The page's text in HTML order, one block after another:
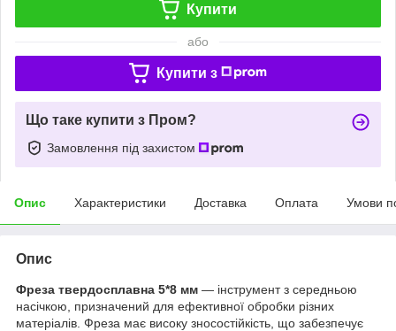
Купити
або
Купити з
Що таке купити з Пром?
Замовлення під захистом
Опис Характеристики Доставка Оплата Умови
Опис
Фреза твердосплавна 5*8 мм — інструмент з середньою
насічкою, призначений для ефективної обробки різних
матеріалів. Фреза має високу зносостійкість, що забезпечує